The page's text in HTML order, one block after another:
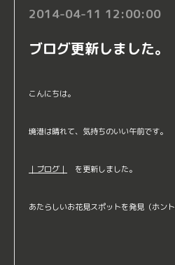
2014-04-11 12:00:00
ブログ更新しました。
こんにちは。
境港は晴れて、気持ちのいい午前です。
｜ブログ｜ を更新しました。
あたらしいお花見スポットを発見（ホン